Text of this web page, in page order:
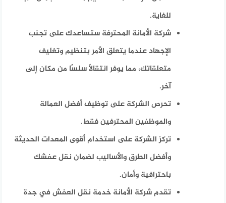
للغاية.
شركة الأمانة المحترفة ستساعدك على تجنب
الإجهاد عندما يتعلق الأمر بتنظيم وتغليف
متعلقاتك، مما يوفر انتقالًا سلسًا من مكان إلى
آخر.
تحرص الشركة على توظيف أفضل العمالة
والموظفين المحترفين فقط.
تركز الشركة على استخدام أقوى المعدات الحديثة
وأفضل الطرق والأساليب لضمان نقل عفشك
باحترافية وأمان.
تقدم شركة الأمانة خدمة نقل العفش في جدة